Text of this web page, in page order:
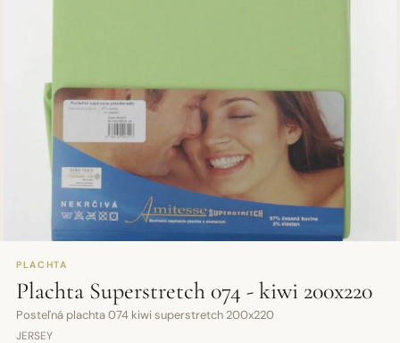
PLACHTA
Plachta Superstretch 074 - kiwi 200x220
Posteľná plachta 074 kiwi superstretch 200x220
JERSEY